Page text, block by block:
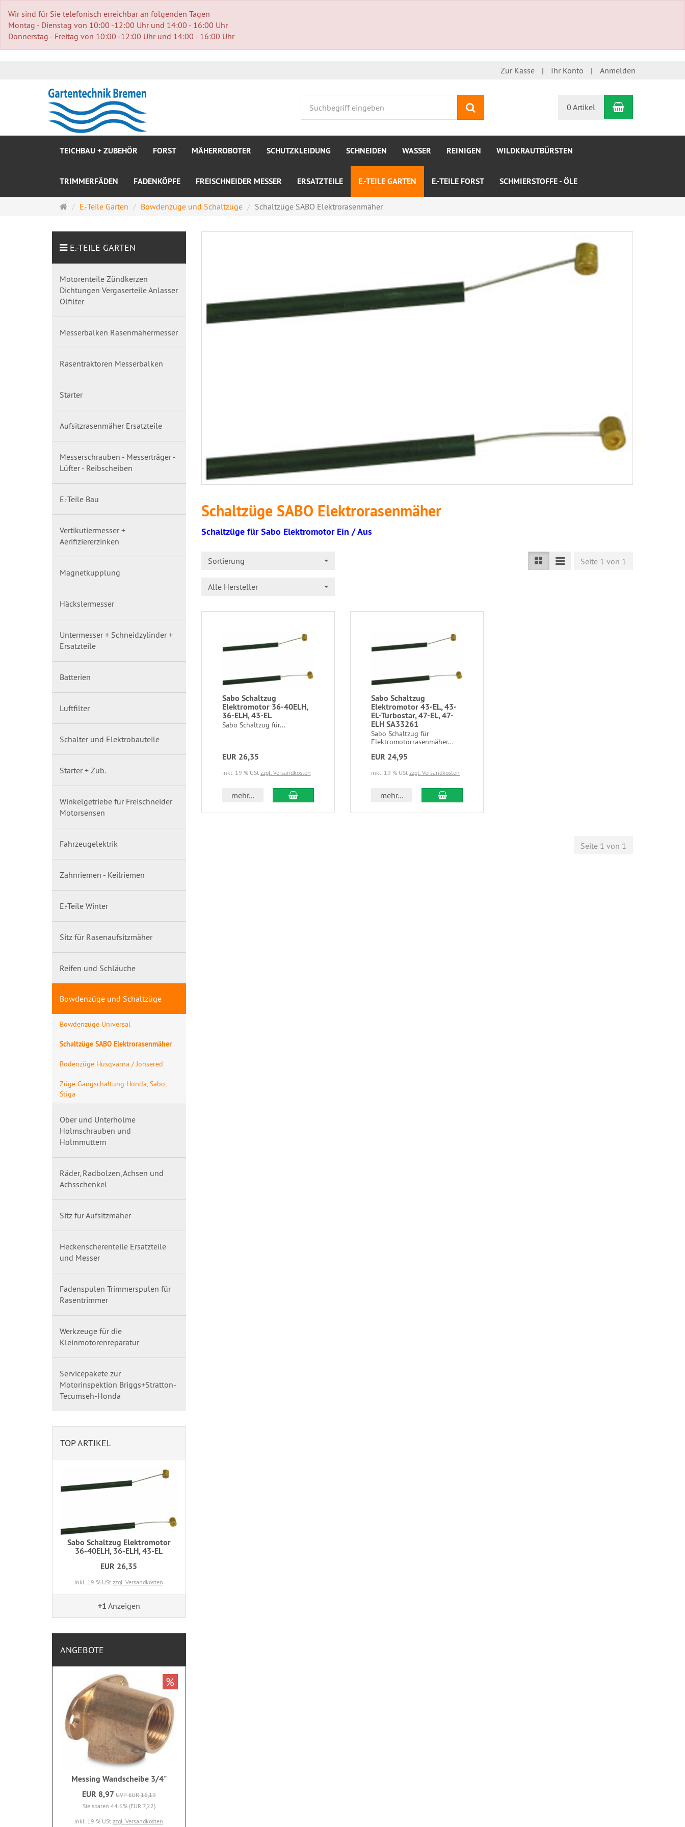
Wir sind für Sie telefonisch erreichbar an folgenden Tagen
Montag - Dienstag von 10:00 -12:00 Uhr und 14:00 - 16:00 Uhr
Donnerstag - Freitag von 10:00 -12:00 Uhr und 14:00 - 16:00 Uhr
Zur Kasse Ihr Konto Anmelden
0 Artikel Warenkorb
TEICHBAU + ZUBEHÖR FORST MÄHERROBOTER SCHUTZKLEIDUNG SCHNEIDEN WASSER REINIGEN WILDKRAUTBÜRSTEN
TRIMMERFÄDEN FADENKÖPFE FREISCHNEIDER MESSER ERSATZTEILE E.-TEILE GARTEN E.-TEILE FORST SCHMIERSTOFFE - ÖLE
Startseite
E.-Teile Garten Bowdenzüge und Schaltzüge Schaltzüge SABO Elektrorasenmäher
Schaltzüge SABO Elektrorasenmäher
Schaltzüge für Sabo Elektromotor Ein / Aus
Sortierung
Alle Hersteller
Seite 1 von 1
Sabo Schaltzug
Elektromotor 36-40ELH,
36-ELH, 43-EL
Sabo Schaltzug für...
EUR 26,35
inkl. 19 % USt zzgl. Versandkosten
mehr...
Sabo Schaltzug
Elektromotor 43-EL, 43-
EL-Turbostar, 47-EL, 47-
ELH SA33261
Sabo Schaltzug für
Elektromotorrasenmäher...
EUR 24,95
inkl. 19 % USt zzgl. Versandkosten
mehr...
Seite 1 von 1
E.-TEILE GARTEN
Motorenteile Zündkerzen
Dichtungen Vergaserteile Anlasser
Ölfilter
Messerbalken Rasenmähermesser
Rasentraktoren Messerbalken
Starter
Aufsitzrasenmäher Ersatzteile
Messerschrauben - Messerträger -
Lüfter - Reibscheiben
E.-Teile Bau
Vertikutiermesser +
Aerifiziererzinken
Magnetkupplung
Häckslermesser
Untermesser + Schneidzylinder +
Ersatzteile
Batterien
Luftfilter
Schalter und Elektrobauteile
Starter + Zub.
Winkelgetriebe für Freischneider
Motorsensen
Fahrzeugelektrik
Zahnriemen - Keilriemen
E.-Teile Winter
Sitz für Rasenaufsitzmäher
Reifen und Schläuche
Bowdenzüge und Schaltzüge
Bowdenzüge Universal
Schaltzüge SABO Elektrorasenmäher
Bodenzüge Husqvarna / Jonsered
Züge Gangschaltung Honda, Sabo,
Stiga
Ober und Unterholme
Holmschrauben und
Holmmuttern
Räder, Radbolzen, Achsen und
Achsschenkel
Sitz für Aufsitzmäher
Heckenscherenteile Ersatzteile
und Messer
Fadenspulen Trimmerspulen für
Rasentrimmer
Werkzeuge für die
Kleinmotorenreparatur
Servicepakete zur
Motorinspektion Briggs+Stratton-
Tecumseh-Honda
TOP ARTIKEL
Sabo Schaltzug Elektromotor
36-40ELH, 36-ELH, 43-EL
EUR 26,35
inkl. 19 % UStzzgl. Versandkosten
+1 Anzeigen
ANGEBOTE
Messing Wandscheibe 3/4"
EUR 8,97 UVP EUR 16,19
Sie sparen 44.6% (EUR 7,22)
inkl. 19 % UStzzgl. Versandkosten
%